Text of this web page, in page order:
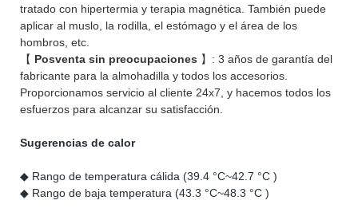
tratado con hipertermia y terapia magnética. También puede
aplicar al muslo, la rodilla, el estómago y el área de los
hombros, etc.
【 Posventa sin preocupaciones 】: 3 años de garantía del
fabricante para la almohadilla y todos los accesorios.
Proporcionamos servicio al cliente 24x7, y hacemos todos los
esfuerzos para alcanzar su satisfacción.
Sugerencias de calor
◆ Rango de temperatura cálida (39.4 °C~42.7 °C )
◆ Rango de baja temperatura (43.3 °C~48.3 °C )